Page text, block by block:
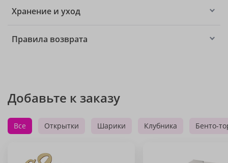
Хранение и уход
Правила возврата
Добавьте к заказу
Все Открытки Шарики Клубника Бенто-